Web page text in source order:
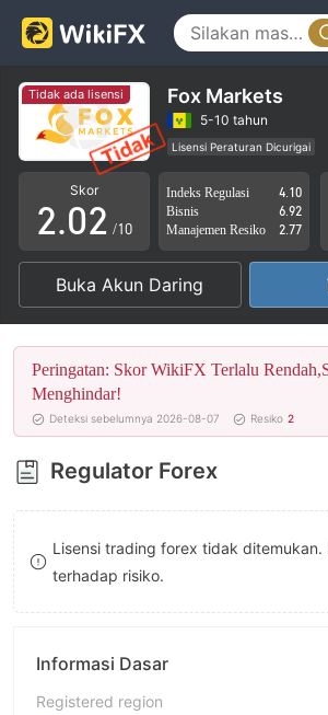
Tidak ada lisensi Fox Markets
5-10 tahun
Lisensi Peraturan Dicurigai
Lingkup Bisnis Mencurigakan
Skor
0
1
2
3
4
5
6
7
8
9
.0
1
2
3
4
5
6
7
8
9
0
1
2
3
4
5
6
7
8
9
/10
Indeks Regulasi
4.10
Bisnis
6.92
Manajemen Resiko
2.77
Buka Akun Daring
Peringatan: Skor WikiFX Terlalu
Menghindar!
Deteksi sebelumnya 2026-08-07 Resiko 2
Regulator Forex
Lisensi trading forex tidak ditemukan.
terhadap risiko.
Informasi Dasar
Registered region